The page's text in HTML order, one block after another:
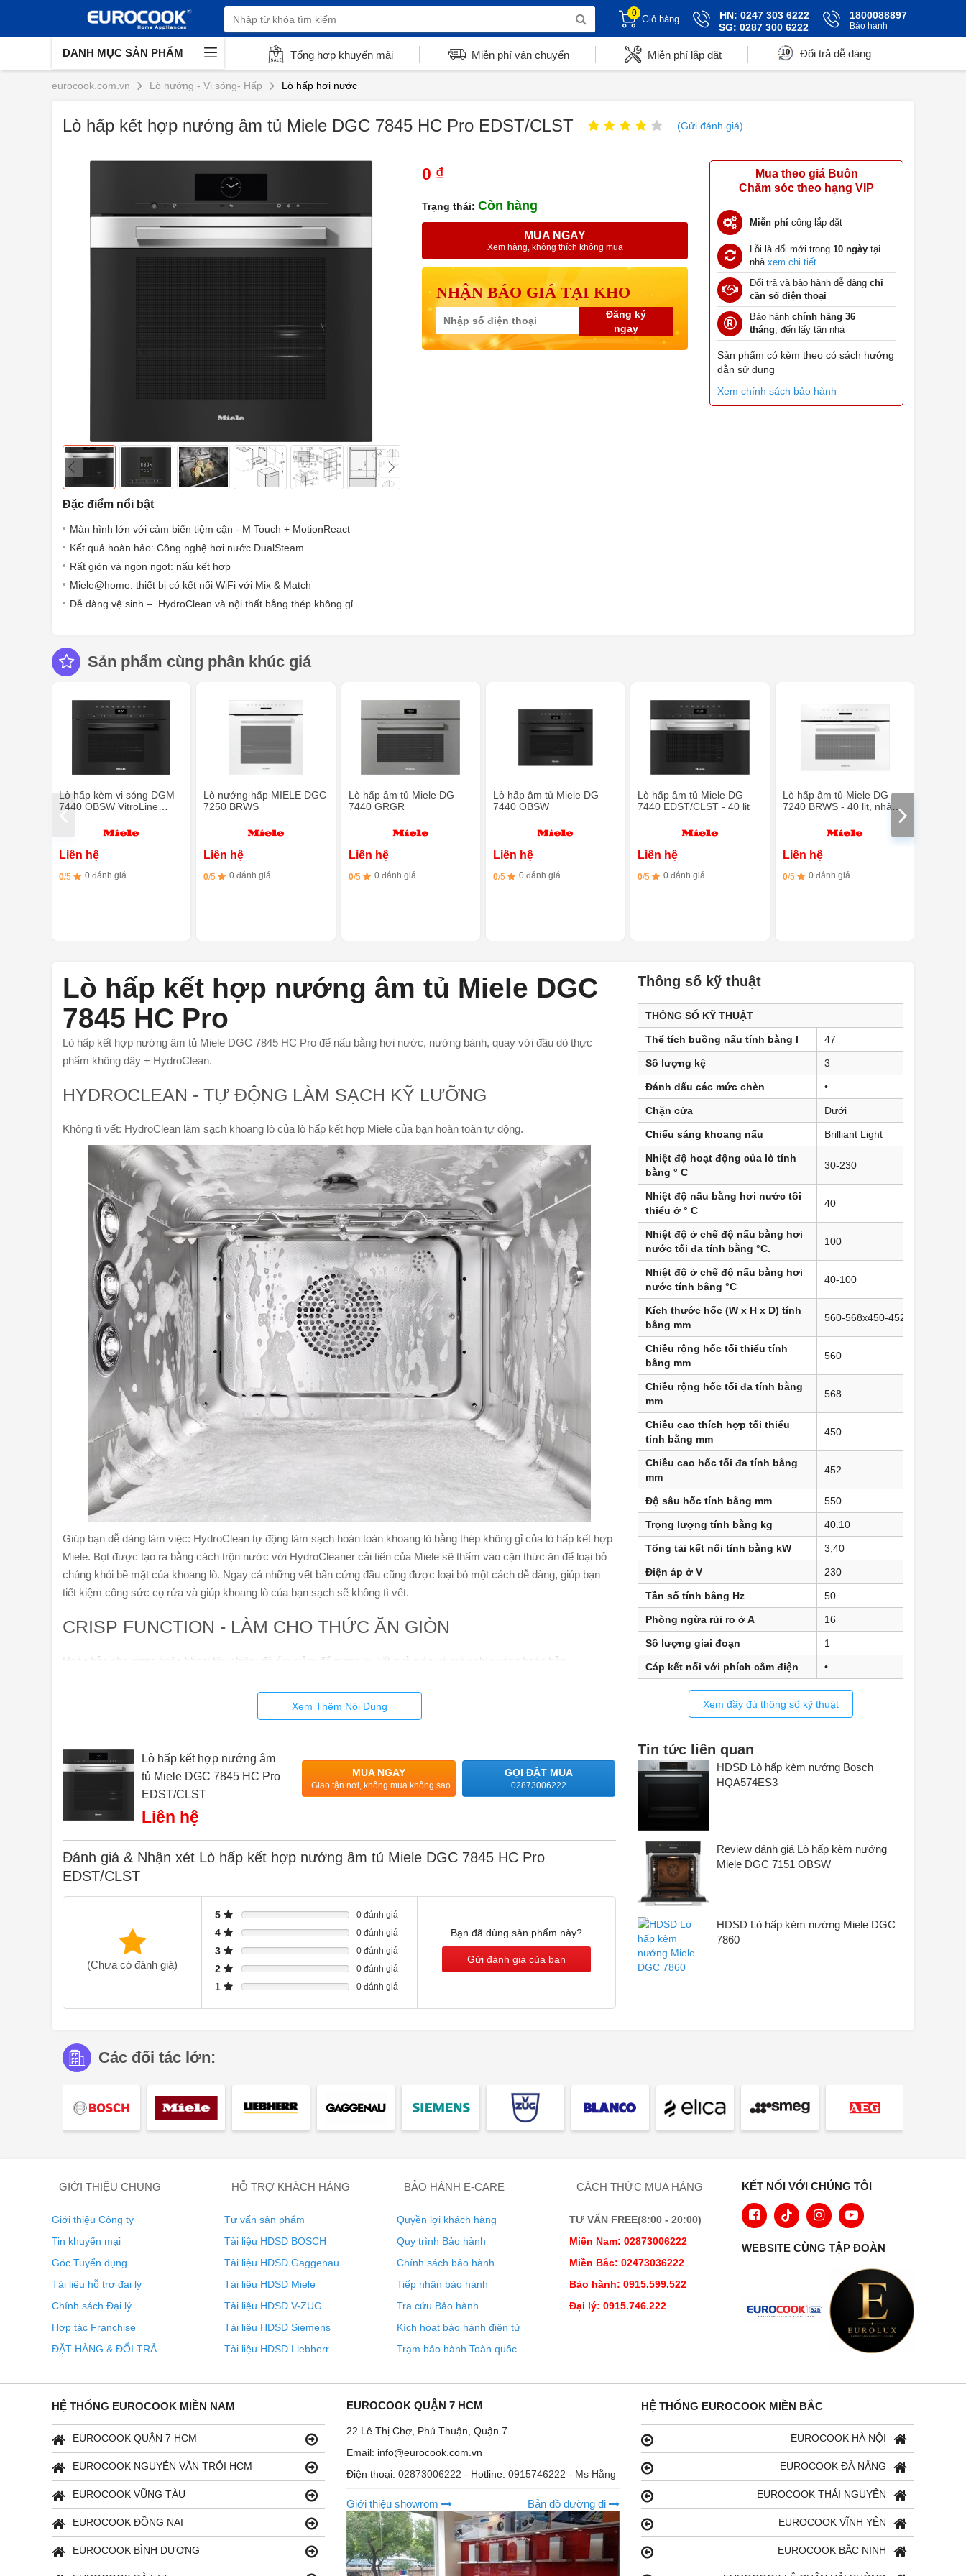
0
Giỏ hàng
HN: 0247 303 6222
SG: 0287 300 6222
1800088897
Bảo hành
DANH MỤC SẢN PHẨM Tổng hợp khuyến mãi Miễn phí vận chuyển Miễn phí lắp đặt Đổi trả dễ dàng
eurocook.com.vn Lò nướng - Vi sóng- Hấp Lò hấp hơi nước
Lò hấp kết hợp nướng âm tủ Miele DGC 7845 HC Pro EDST/CLST (Gửi đánh giá)
Đặc điểm nổi bật
Màn hình lớn với cảm biến tiệm cận - M Touch + MotionReact
Kết quả hoàn hảo: Công nghệ hơi nước DualSteam
Rất giòn và ngon ngọt: nấu kết hợp
Miele@home: thiết bị có kết nối WiFi với Mix & Match
Dễ dàng vệ sinh – HydroClean và nội thất bằng thép không gỉ
0 ₫
Trạng thái: Còn hàng
MUA NGAY
Xem hàng, không thích không mua
NHẬN BÁO GIÁ TẠI KHO
Đăng ký
ngay
Mua theo giá Buôn
Chăm sóc theo hạng VIP
Miễn phí công lắp đặt
Lỗi là đổi mới trong 10 ngày tại
nhà xem chi tiết
Đổi trả và bảo hành dễ dàng chỉ
cần số điện thoại
Bảo hành chính hãng 36
tháng, đến lấy tận nhà
Sản phẩm có kèm theo có sách hướng
dẫn sử dụng
Xem chính sách bảo hành
Sản phẩm cùng phân khúc giá
Lò hấp kèm vi sóng DGM
7440 OBSW VitroLine
Liên hệ
0/5 0 đánh giá
Lò nướng hấp MIELE DGC
7250 BRWS
Liên hệ
0/5 0 đánh giá
Lò hấp âm tủ Miele DG
7440 GRGR
Liên hệ
0/5 0 đánh giá
Lò hấp âm tủ Miele DG
7440 OBSW
Liên hệ
0/5 0 đánh giá
Lò hấp âm tủ Miele DG
7440 EDST/CLST - 40 lit
Liên hệ
0/5 0 đánh giá
Lò hấp âm tủ Miele DG
7240 BRWS - 40 lit, nhập
Liên hệ
0/5 0 đánh giá
Lò hấp kết hợp nướng âm tủ Miele DGC
7845 HC Pro
Lò hấp kết hợp nướng âm tủ Miele DGC 7845 HC Pro để nấu bằng hơi nước, nướng bánh, quay với đầu dò thực
phẩm không dây + HydroClean.
HYDROCLEAN - TỰ ĐỘNG LÀM SẠCH KỸ LƯỠNG
Không tì vết: HydroClean làm sạch khoang lò của lò hấp kết hợp Miele của bạn hoàn toàn tự động.
Giúp bạn dễ dàng làm việc: HydroClean tự động làm sạch hoàn toàn khoang lò bằng thép không gỉ của lò hấp kết hợp
Miele. Bọt được tạo ra bằng cách trộn nước với HydroCleaner cải tiến của Miele sẽ thấm vào cặn thức ăn để loại bỏ
chúng khỏi bề mặt của khoang lò. Ngay cả những vết bẩn cứng đầu cũng được loại bỏ một cách dễ dàng, giúp bạn
tiết kiệm công sức cọ rửa và giúp khoang lò của bạn sạch sẽ không tì vết.
CRISP FUNCTION​ - LÀM CHO THỨC ĂN GIÒN
Hoàn hảo cho pizza hoặc khoai tây chiên: độ ẩm giảm để mang lại kết quả giòn và màu chín vàng hoàn hảo.
Một số loại thực phẩm cần có bề ngoài giòn đẹp mắt để có được cảm giác hoàn thiện hoàn hảo: chẳng hạn như khoai
giảm độ ẩm trong lò có kiểm soát. Bạn có thể chọn riêng từng chức năng Crisp.
Tận hưởng tối đa: hơi nước lan tỏa đều và nhanh chóng – cho kết quả nấu nướng hoàn hảo.
Xem Thêm Nội Dung
Lò hấp kết hợp nướng âm
tủ Miele DGC 7845 HC Pro
EDST/CLST
Liên hệ
MUA NGAY
Giao tận nơi, không mua không sao
GỌI ĐẶT MUA
02873006222
Đánh giá & Nhận xét Lò hấp kết hợp nướng âm tủ Miele DGC 7845 HC Pro
EDST/CLST
(Chưa có đánh giá)
5 0 đánh giá
4 0 đánh giá
3 0 đánh giá
2 0 đánh giá
1 0 đánh giá
Bạn đã dùng sản phẩm này?
Gửi đánh giá của bạn
Thông số kỹ thuật
THÔNG SỐ KỸ THUẬT
Thể tích buồng nấu tính bằng l 47
Số lượng kệ 3
Đánh dấu các mức chèn •
Chặn cửa Dưới
Chiếu sáng khoang nấu Brilliant Light
Nhiệt độ hoạt động của lò tính
bằng ° C
30-230
Nhiệt độ nấu bằng hơi nước tối
thiểu ở ° C
40
Nhiệt độ ở chế độ nấu bằng hơi
nước tối đa tính bằng °C.
100
Nhiệt độ ở chế độ nấu bằng hơi
nước tính bằng °C
40-100
Kích thước hốc (W x H x D) tính
bằng mm
560-568x450-452x550
Chiều rộng hốc tối thiểu tính
bằng mm
560
Chiều rộng hốc tối đa tính bằng
mm
568
Chiều cao thích hợp tối thiểu
tính bằng mm
450
Chiều cao hốc tối đa tính bằng
mm
452
Độ sâu hốc tính bằng mm 550
Trọng lượng tính bằng kg 40.10
Tổng tải kết nối tính bằng kW 3,40
Điện áp ở V 230
Tần số tính bằng Hz 50
Phòng ngừa rủi ro ở A 16
Số lượng giai đoạn 1
Cáp kết nối với phích cắm điện •
Chiều dài đường dây cấp điện
tính bằng m
bằng m
Chiều dài ống thoát nước tính
bằng m
3
Thay bóng đèn
Xem đầy đủ thông số kỹ thuật
Tin tức liên quan
HDSD Lò hấp kèm nướng Bosch
HQA574ES3
Review đánh giá Lò hấp kèm nướng
Miele DGC 7151 OBSW
HDSD Lò hấp kèm nướng Miele DGC
7860
Các đối tác lớn:
GIỚI THIỆU CHUNG
Giới thiệu Công ty
Tin khuyến mại
Góc Tuyển dụng
Tài liệu hỗ trợ đại lý
Chính sách Đại lý
Hợp tác Franchise
ĐẶT HÀNG & ĐỔI TRẢ
HỖ TRỢ KHÁCH HÀNG
Tư vấn sản phẩm
Tài liệu HDSD BOSCH
Tài liệu HDSD Gaggenau
Tài liệu HDSD Miele
Tài liệu HDSD V-ZUG
Tài liệu HDSD Siemens
Tài liệu HDSD Liebherr
BẢO HÀNH E-CARE
Quyền lợi khách hàng
Quy trình Bảo hành
Chính sách bảo hành
Tiếp nhận bảo hành
Tra cứu Bảo hành
Kích hoạt bảo hành điện tử
Trạm bảo hành Toàn quốc
CÁCH THỨC MUA HÀNG
TƯ VẤN FREE(8:00 - 20:00)
Miền Nam: 02873006222
Miền Bắc: 02473036222
Bảo hành: 0915.599.522
Đại lý: 0915.746.222
KẾT NỐI VỚI CHÚNG TÔI
WEBSITE CÙNG TẬP ĐOÀN
HỆ THỐNG EUROCOOK MIỀN NAM
EUROCOOK QUẬN 7 HCM
EUROCOOK NGUYỄN VĂN TRỖI HCM
EUROCOOK VŨNG TÀU
EUROCOOK ĐỒNG NAI
EUROCOOK BÌNH DƯƠNG
EUROCOOK QUẬN 7 HCM
22 Lê Thị Chợ, Phú Thuận, Quận 7
Email: info@eurocook.com.vn
Điện thoại: 02873006222 - Hotline: 0915746222 - Ms Hằng
Giới thiệu showrom Bản đồ đường đi
HỆ THỐNG EUROCOOK MIỀN BẮC
EUROCOOK HÀ NỘI
EUROCOOK ĐÀ NẴNG
EUROCOOK THÁI NGUYÊN
EUROCOOK VĨNH YÊN
EUROCOOK BẮC NINH